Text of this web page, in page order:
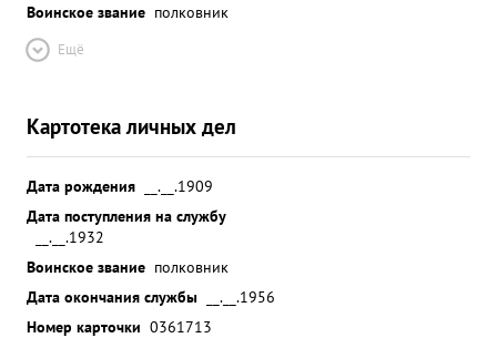
Воинское звание полковник
Ещё
Картотека личных дел
Дата рождения
__.__.1909
Дата поступления на службу
__.__.1932
Воинское звание полковник
Дата окончания службы
__.__.1956
Номер карточки 0361713